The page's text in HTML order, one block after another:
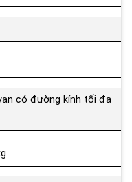
có đường kính tối đa